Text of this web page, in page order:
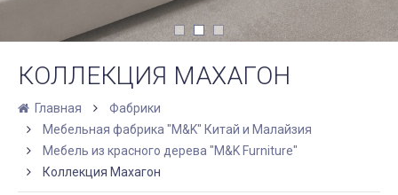
КОЛЛЕКЦИЯ МАХАГОН
Главная
Фабрики
Мебельная фабрика "M&K" Китай и Малайзия
Мебель из красного дерева "M&K Furniture"
Коллекция Махагон